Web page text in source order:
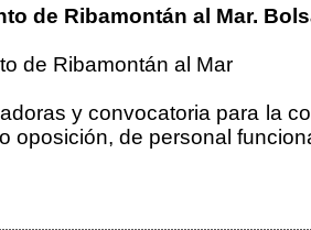
de Ribamontán al Mar.
de Ribamontán al Mar
y convocatoria para la
oposición, de personal